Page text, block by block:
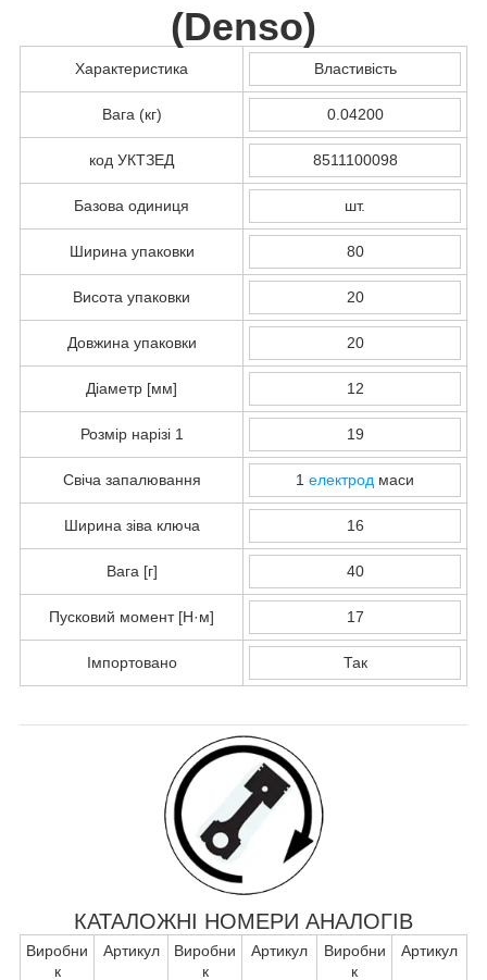
(Denso)
Характеристика Властивість
Вага (кг) 0.04200
код УКТЗЕД 8511100098
Базова одиниця шт.
Ширина упаковки 80
Висота упаковки 20
Довжина упаковки 20
Діаметр [мм] 12
Розмір нарізі 1 19
Свіча запалювання 1 електрод маси
Ширина зіва ключа 16
Вага [г] 40
Пусковий момент [Н·м] 17
Імпортовано Так
КАТАЛОЖНІ НОМЕРИ АНАЛОГІВ
Виробни
к
Артикул
Виробни
к
Артикул
Виробни
к
Артикул